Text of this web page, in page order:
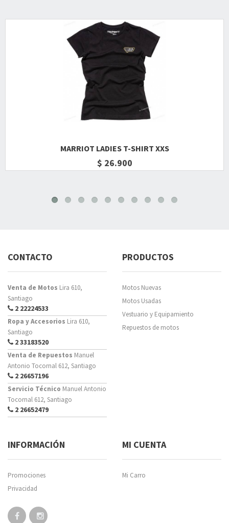
MARRIOT LADIES T-SHIRT XXS
$ 26.900
CONTACTO
Venta de Motos Lira 610,
Santiago
2 22224533
Ropa y Accesorios Lira 610,
Santiago
2 33183520
Venta de Repuestos Manuel
Antonio Tocornal 612, Santiago
2 26657196
Servicio Técnico Manuel Antonio
Tocornal 612, Santiago
2 26652479
PRODUCTOS
Motos Nuevas
Motos Usadas
Vestuario y Equipamiento
Repuestos de motos
INFORMACIÓN
Promociones
Privacidad
MI CUENTA
Mi Carro